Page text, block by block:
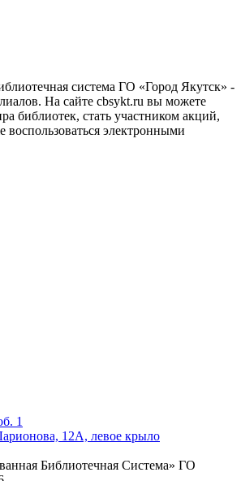
система ГО «Город Якутск» -
На сайте cbsykt.ru вы можете
библиотек, стать участником акций,
воспользоваться электронными
1
12А, левое крыло
Библиотечная Система» ГО